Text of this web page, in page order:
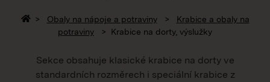
Zpět na homepage
Obaly na nápoje a potraviny
Krabice a obaly na
potraviny
Krabice na dorty, výslužky
Sekce obsahuje klasické krabice na dorty ve
standardních rozměrech i speciální krabice z